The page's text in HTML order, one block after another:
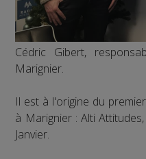
Cédric Gibert,
Marignier.
Il est à l'origine du
à Marignier : Alti
Janvier.